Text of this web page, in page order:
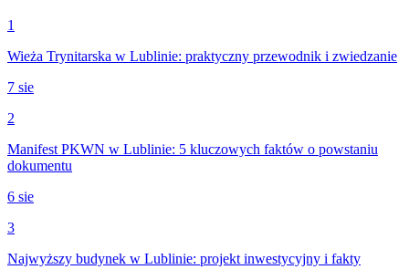
1
Wieża Trynitarska w Lublinie: praktyczny przewodnik i zwiedzanie
7 sie
2
Manifest PKWN w Lublinie: 5 kluczowych faktów o powstaniu
dokumentu
6 sie
3
Najwyższy budynek w Lublinie: projekt inwestycyjny i fakty